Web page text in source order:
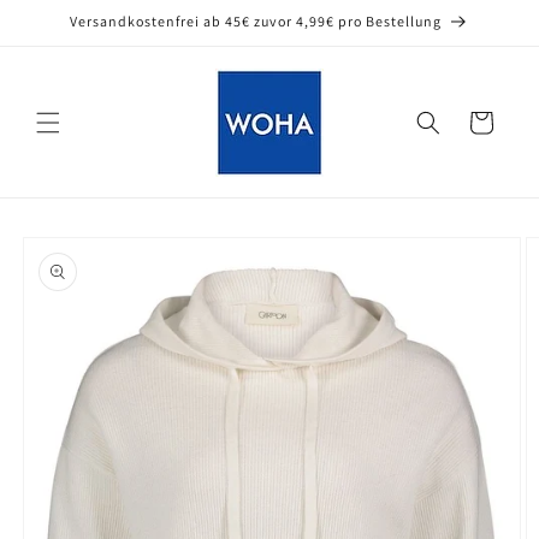
Versandkostenfrei ab 45€ zuvor 4,99€ pro Bestellung
Warenkorb